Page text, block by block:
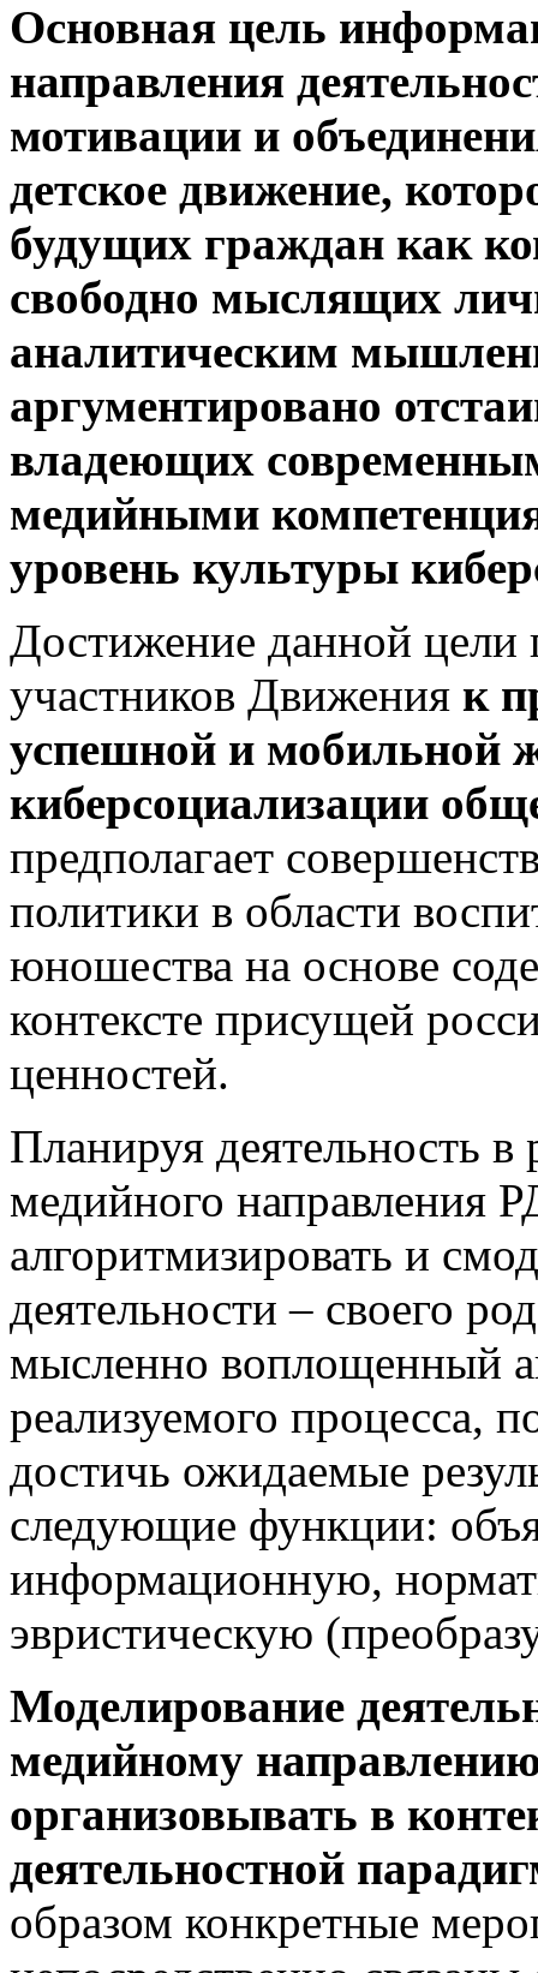
Основная цель
направления
мотивации и
детское движение,
будущих граждан как
свободно мыслящих
аналитическим
аргументировано
владеющих
медийными
уровень культуры
Достижение данной цели
участников Движения к
успешной и мобильной
киберсоциализации
предполагает
политики в области
юношества на основе
контексте присущей
ценностей.
Планируя деятельность
медийного направления
алгоритмизировать и
деятельности – своего
мысленно воплощенный
реализуемого процесса,
достичь ожидаемые
следующие функции:
информационную,
эвристическую
Моделирование
медийному
организовывать в
деятельностной
образом конкретные